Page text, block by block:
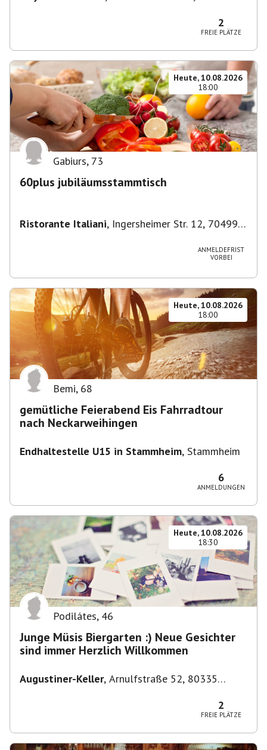
2
FREIE PLÄTZE
Heute, 10.08.2026
18:00
Gabiurs, 73
60plus jubiläumsstammtisch
Ristorante Italiani, Ingersheimer Str. 12, 70499
ANMELDEFRIST
VORBEI
Heute, 10.08.2026
18:00
Bemi, 68
gemütliche Feierabend Eis Fahrradtour
nach Neckarweihingen
Endhaltestelle U15 in Stammheim, Stammheim
6
ANMELDUNGEN
Heute, 10.08.2026
18:30
Podilátes, 46
Junge Müsis Biergarten :) Neue Gesichter
sind immer Herzlich Willkommen
Augustiner-Keller, Arnulfstraße 52, 80335
2
FREIE PLÄTZE